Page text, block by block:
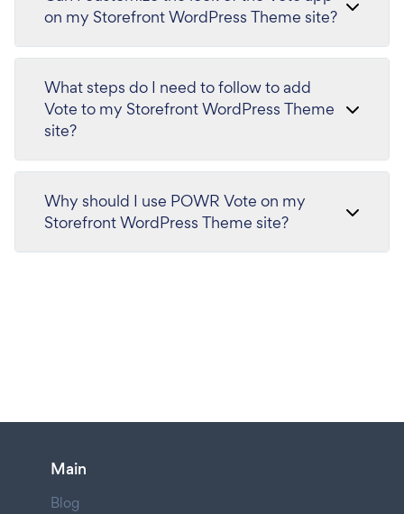
on my Storefront WordPress Theme site?
What steps do I need to follow to add
Vote to my Storefront WordPress Theme
site?
Why should I use POWR Vote on my
Storefront WordPress Theme site?
Main
Blog